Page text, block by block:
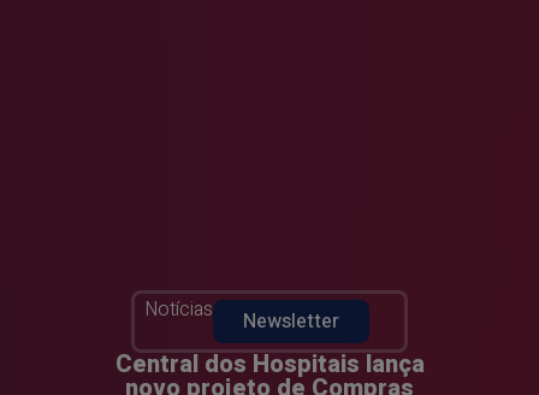
Notícias Newsletter
Central dos Hospitais lança